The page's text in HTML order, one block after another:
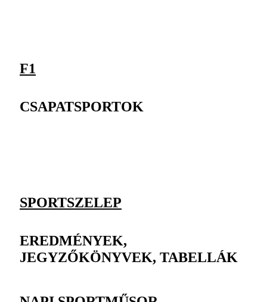
F1
CSAPATSPORTOK
SPORTSZELEP
EREDMÉNYEK,
JEGYZŐKÖNYVEK, TABELLÁK